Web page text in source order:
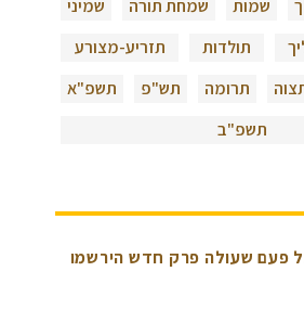
שמות שמחת תורה
שמיני
תולדות
תזריע-מצורע
תרומה תש"פ
תשפ"א
תשפ"ב
פעם שעולה פרק חדש הירשמו